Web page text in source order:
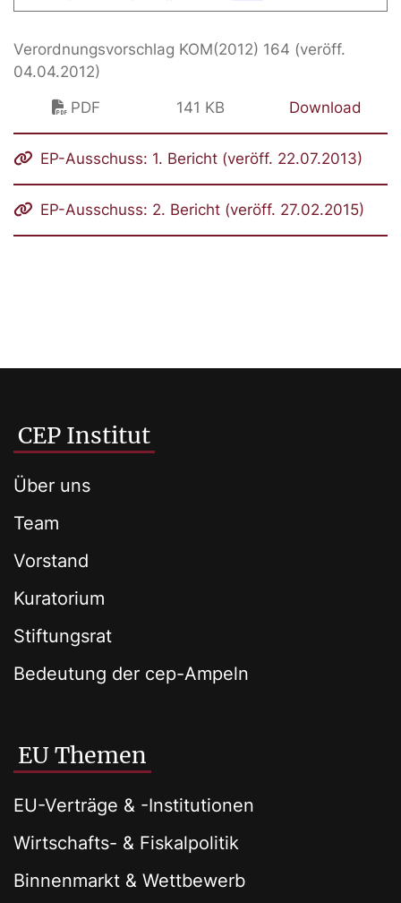
Verordnungsvorschlag KOM(2012) 164 (veröff.
04.04.2012)
PDF
141 KB Download
EP-Ausschuss: 1. Bericht (veröff. 22.07.2013)
EP-Ausschuss: 2. Bericht (veröff. 27.02.2015)
CEP Institut
Über uns
Team
Vorstand
Kuratorium
Stiftungsrat
Bedeutung der cep-Ampeln
EU Themen
EU-Verträge & -Institutionen
Wirtschafts- & Fiskalpolitik
Binnenmarkt & Wettbewerb